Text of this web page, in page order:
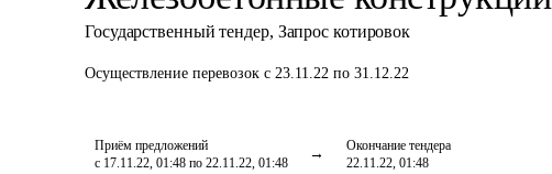
Государственный тендер, Запрос котировок
Осуществление перевозок с 23.11.22 по 31.12.22
Приём предложений
с 17.11.22, 01:48 по 22.11.22, 01:48
Окончание тендера
22.11.22, 01:48